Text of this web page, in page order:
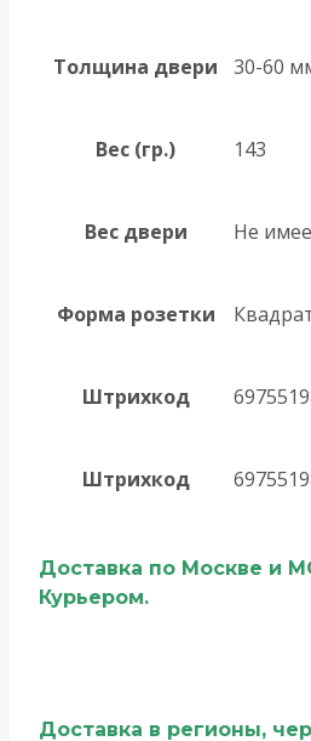
Толщина двери 30-60
Вес (гр.) 143
Вес двери Не
Форма розетки
Штрихкод
Штрихкод
Доставка по Москве и
Курьером.
Доставка в регионы,